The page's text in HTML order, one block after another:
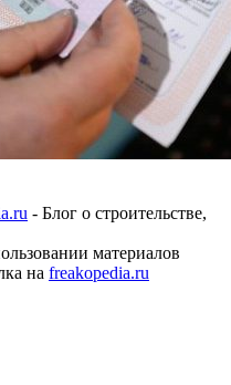
- Блог о строительстве,
материалов
на freakopedia.ru